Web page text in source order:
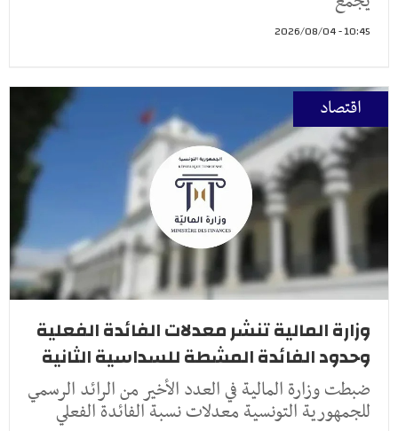
10:45 - 2026/08/04
اقتصاد
وزارة المالية تنشر معدلات الفائدة الفعلية
وحدود الفائدة المشطة للسداسية الثانية
ضبطت وزارة المالية في العدد الأخير من الرائد الرسمي
للجمهورية التونسية معدلات نسبة الفائدة الفعلي